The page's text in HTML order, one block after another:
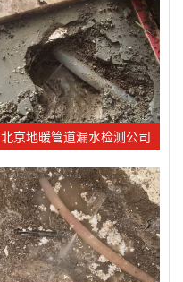
北京地暖管道漏水检测公司